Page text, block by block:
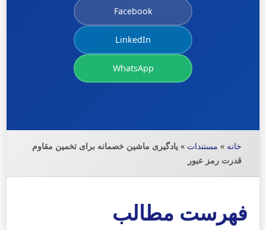
Facebook
LinkedIn
WhatsApp
خانه » مستندات » یادگیری ماشین خصمانه برای تخمین مقاوم
قدرت رمز عبور
فهرست مطالب